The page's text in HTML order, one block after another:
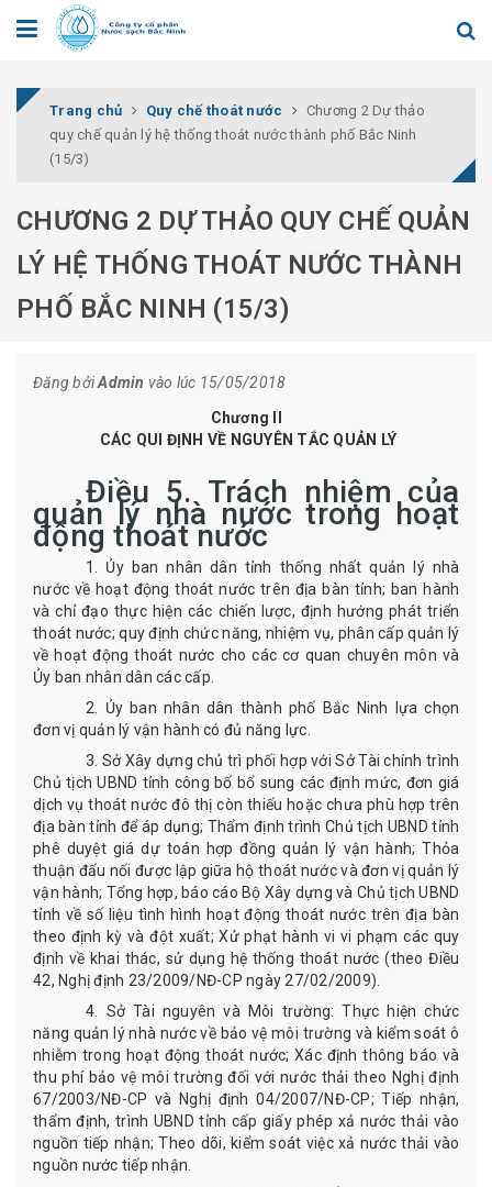
Trang chủ Quy chế thoát nước
Chương 2 Dự thảo
quy chế quản lý hệ thống thoát nước thành phố Bắc Ninh
(15/3)
CHƯƠNG 2 DỰ THẢO QUY CHẾ QUẢN
LÝ HỆ THỐNG THOÁT NƯỚC THÀNH
PHỐ BẮC NINH (15/3)
Đăng bởiAdmin vào lúc 15/05/2018
C hương
CÁC QUI ĐỊNH VỀ NGUYÊN TẮC QUẢN LÝ
Điều 5. Trách nhiệm của
quản lý nhà nước trong hoạt
động thoát nước
1. Ủy ban nhân dân tỉnh thống nhất quản lý nhà
nước về hoạt động thoát nước trên địa bàn tỉnh; ban hành
và chỉ đạo thực hiện các chiến lược, định hướng phát triển
thoát nước; quy định chức năng, nhiệm vụ, phân cấp quản lý
về hoạt động thoát nước cho các cơ quan chuyên môn và
Ủy ban nhân dân các cấp.
2. Ủy ban nhân dân thành phố Bắc Ninh lựa chọn
đơn vị quản lý vận hành có đủ năng lực.
3 Sở Xây dựng chủ trì phối hợp với Sở Tài chính trình
Chủ tịch UBND tỉnh công bố bổ sung các định mức, đơn giá
dịch vụ thoát nước đô thị còn thiếu hoặc chưa phù hợp trên
địa bàn tỉnh để áp dụng; Thẩm định trình Chủ tịch UBND tỉnh
phê duyệt giá dự toán hợp đồng quản lý vận hành; Thỏa
thuận đấu nối được lập giữa hộ thoát nước và đơn vị quản lý
vận hành; Tổng hợp, báo cáo Bộ Xây dựng và Chủ tịch UBND
tỉnh về số liệu tình hình hoạt động thoát nước trên địa bàn
theo định kỳ và đột xuất;Xử phạt hành vi vi phạm các quy
định về khai thác, sử dụng hệ thống thoát nước (theo Điều
42, Nghị định 23/2009/NĐ-CP ngày 27/02/2009).
4.
Sở Tài nguyên và Môi trường: Thực hiện chức
năng quản lý nhà nước về bảo vệ môi trường và kiểm soát ô
nhiễm trong hoạt động thoát nước; Xác định thông báo và
thu phí bảo vệ môi trường đối với nước thải theo Nghị định
67/2003/NĐ-CP và Nghị định 04/2007/NĐ-CP; Tiếp nhận,
thẩm định, trình UBND tỉnh cấp giấy phép xả nước thải vào
nguồn tiếp nhận; Theo dõi, kiểm soát việc xả nước thải vào
nguồn nước tiếp nhận